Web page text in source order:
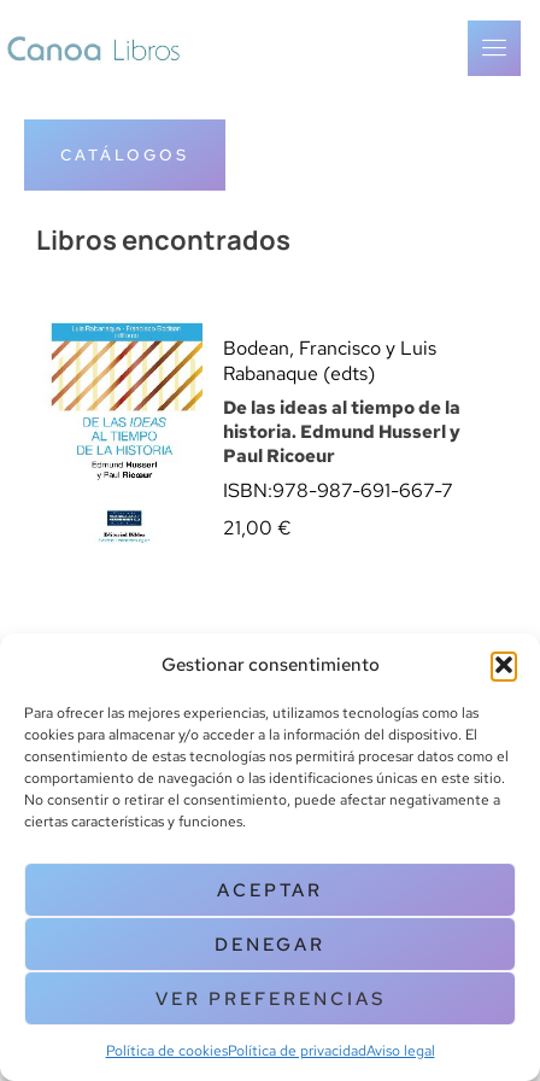
Gestionar consentimiento
Para ofrecer las mejores experiencias, utilizamos tecnologías como las
cookies para almacenar y/o acceder a la información del dispositivo. El
consentimiento de estas tecnologías nos permitirá procesar datos como el
comportamiento de navegación o las identificaciones únicas en este sitio.
No consentir o retirar el consentimiento, puede afectar negativamente a
ciertas características y funciones.
ACEPTAR
DENEGAR
VER PREFERENCIAS
Política de cookiesPolítica de privacidadAviso legal
CATÁLOGOS
Libros encontrados
Bodean, Francisco y Luis
Rabanaque (edts)
De las ideas al tiempo de la
historia. Edmund Husserl y
Paul Ricoeur
ISBN:978-987-691-667-7
21,00 €
info@canoalibros.com
pedidos@canoalibros.com
+34 934 242 391
CONTACTO
Copyright © 2025 Canoa Libros. All Rights Reserved |
cookies
| Aviso legal